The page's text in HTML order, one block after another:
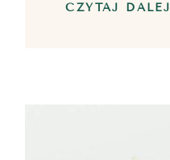
CZYTAJ DALEJ